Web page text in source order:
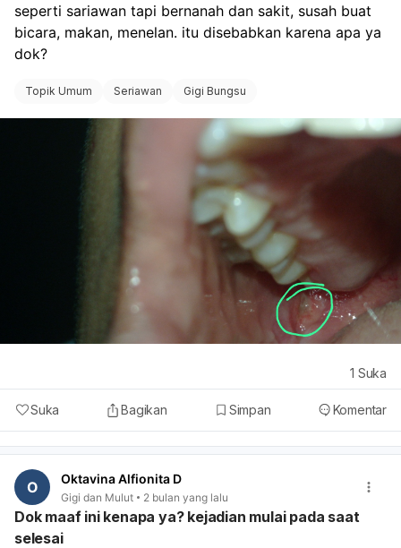
seperti sariawan tapi bernanah dan sakit, susah buat
bicara, makan, menelan. itu disebabkan karena apa ya
dok?
Topik Umum Seriawan Gigi Bungsu
Suka Bagikan Simpan Komentar
1 Suka
O Oktavina Alfionita D
Gigi dan Mulut 2 bulan yang lalu
Dok maaf ini kenapa ya? kejadian mulai pada saat
selesai